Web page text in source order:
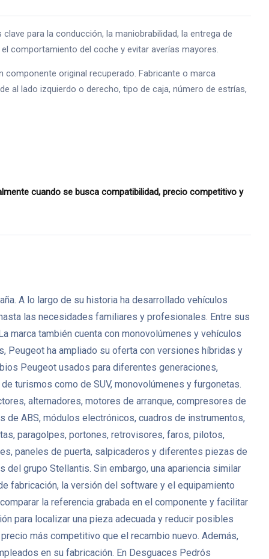
clave para la conducción, la maniobrabilidad, la entrega de
comportamiento del coche y evitar averías mayores.
original recuperado. Fabricante o marca
al lado izquierdo o derecho, tipo de caja, número de estrías,
cuando se busca compatibilidad, precio competitivo y
A lo largo de su historia ha desarrollado vehículos
las necesidades familiares y profesionales. Entre sus
marca también cuenta con monovolúmenes y vehículos
Peugeot ha ampliado su oferta con versiones híbridas y
Peugeot usados para diferentes generaciones,
turismos como de SUV, monovolúmenes y furgonetas.
alternadores, motores de arranque, compresores de
de ABS, módulos electrónicos, cuadros de instrumentos,
paragolpes, portones, retrovisores, faros, pilotos,
paneles de puerta, salpicaderos y diferentes piezas de
grupo Stellantis. Sin embargo, una apariencia similar
fabricación, la versión del software y el equipamiento
la referencia grabada en el componente y facilitar
para localizar una pieza adecuada y reducir posibles
más competitivo que el recambio nuevo. Además,
en su fabricación. En Desguaces Pedrós